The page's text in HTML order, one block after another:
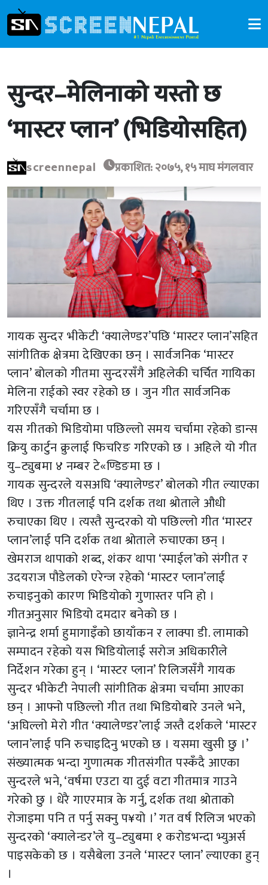
सुन्दर–मेलिनाको यस्तो छ
‘मास्टर प्लान’ (भिडियोसहित)
screennepal प्रकाशित: २०७५, १५ माघ मंगलवार
गायक सुन्दर भीकेटी ‘क्यालेण्डर’पछि ‘मास्टर प्लान’सहित
सांगीतिक क्षेत्रमा देखिएका छन् । सार्वजनिक ‘मास्टर
प्लान’ बोलको गीतमा सुन्दरसँगै अहिलेकी चर्चित गायिका
मेलिना राईको स्वर रहेको छ । जुन गीत सार्वजनिक
गरिएसँगै चर्चामा छ ।
यस गीतको भिडियोमा पछिल्लो समय चर्चामा रहेको डान्स
क्रियु कार्टुन क्रुलाई फिचरिङ गरिएको छ । अहिले यो गीत
यु–ट्युबमा ४ नम्बर टे«ण्डिङमा छ ।
गायक सुन्दरले यसअघि ‘क्यालेण्डर’ बोलको गीत ल्याएका
थिए । उक्त गीतलाई पनि दर्शक तथा श्रोताले औधी
रुचाएका थिए । त्यस्तै सुन्दरको यो पछिल्लो गीत ‘मास्टर
प्लान’लाई पनि दर्शक तथा श्रोताले रुचाएका छन् ।
खेमराज थापाको शब्द, शंकर थापा ‘स्माईल’को संगीत र
उदयराज पौडेलको एरेन्ज रहेको ‘मास्टर प्लान’लाई
रुचाइनुको कारण भिडियोको गुणास्तर पनि हो ।
गीतअनुसार भिडियो दमदार बनेको छ ।
ज्ञानेन्द्र शर्मा हुमागाइँको छायाँकन र लाक्पा डी. लामाको
सम्पादन रहेको यस भिडियोलाई सरोज अधिकारीले
निर्देशन गरेका हुन् । ‘मास्टर प्लान’ रिलिजसँगै गायक
सुन्दर भीकेटी नेपाली सांगीतिक क्षेत्रमा चर्चामा आएका
छन् । आफ्नो पछिल्लो गीत तथा भिडियोबारे उनले भने,
‘अघिल्लो मेरो गीत ‘क्यालेण्डर’लाई जस्तै दर्शकले ‘मास्टर
प्लान’लाई पनि रुचाइदिनु भएको छ । यसमा खुसी छु ।’
संख्यात्मक भन्दा गुणात्मक गीतसंगीत पस्कँदै आएका
सुन्दरले भने, ‘वर्षमा एउटा या दुई वटा गीतमात्र गाउने
गरेको छु । धेरै गाएरमात्र के गर्नु, दर्शक तथा श्रोताको
रोजाइमा पनि त पर्नु सक्नु प¥यो ।’ गत वर्ष रिलिज भएको
सुन्दरको ‘क्यालेन्डर’ले यु–ट्युबमा १ करोडभन्दा भ्युअर्स
पाइसकेको छ । यसैबेला उनले ‘मास्टर प्लान’ ल्याएका हुन्
।